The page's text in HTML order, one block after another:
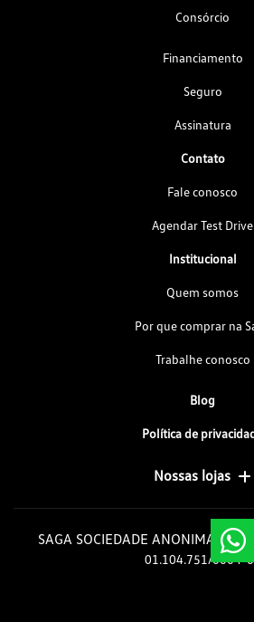
Consórcio
Financiamento
Seguro
Assinatura
Contato
Fale conosco
Agendar Test Drive
Institucional
Quem somos
Por que comprar na
Trabalhe conosco
Blog
Política de
Nossas lojas
SAGA SOCIEDADE ANONIMA
01.104.751/0004-